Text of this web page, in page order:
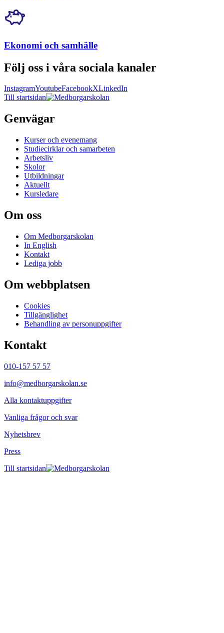
Ekonomi och samhälle
Följ oss i våra sociala kanaler
InstagramYoutubeFacebookXLinkedIn
Till startsidan
Genvägar
Kurser och evenemang
Studiecirklar och samarbeten
Arbetsliv
Skolor
Utbildningar
Aktuellt
Kursledare
Om oss
Om Medborgarskolan
In English
Kontakt
Lediga jobb
Om webbplatsen
Cookies
Tillgänglighet
Behandling av personuppgifter
Kontakt
010-157 57 57
info@medborgarskolan.se
Alla kontaktuppgifter
Vanliga frågor och svar
Nyhetsbrev
Press
Till startsidan